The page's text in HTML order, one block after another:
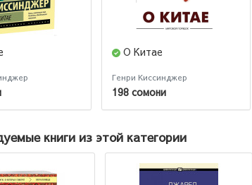
О Китае
Генри Киссинджер
198 сомони
книги из этой категории